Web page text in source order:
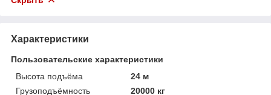
Характеристики
Пользовательские характеристики
Высота подъёма
24 м
Грузоподъёмность
20000 кг